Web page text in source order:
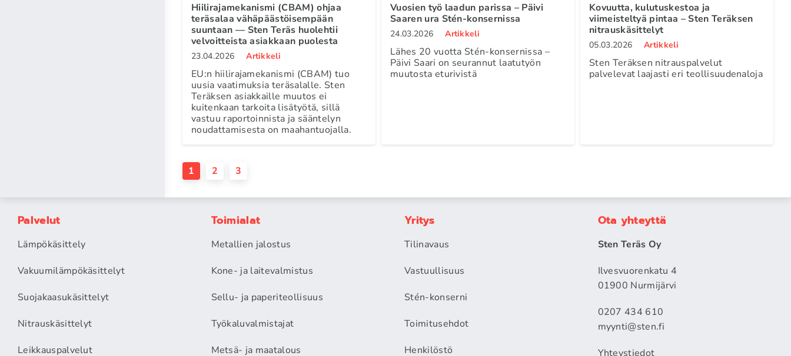
Hiilirajamekanismi (CBAM) ohjaa
teräsalaa vähäpäästöisempään
suuntaan — Sten Teräs huolehtii
velvoitteista asiakkaan puolesta
23.04.2026 Artikkeli
EU:n hiilirajamekanismi (CBAM) tuo
uusia vaatimuksia teräsalalle. Sten
Teräksen asiakkaille muutos ei
kuitenkaan tarkoita lisätyötä, sillä
vastuu raportoinnista ja sääntelyn
noudattamisesta on maahantuojalla.
Vuosien työ laadun parissa – Päivi
Saaren ura Stén-konsernissa
24.03.2026 Artikkeli
Lähes 20 vuotta Stén-konsernissa –
Päivi Saari on seurannut laatutyön
muutosta eturivistä
Kovuutta, kulutuskestoa ja
viimeisteltyä pintaa – Sten Teräksen
nitrauskäsittelyt
05.03.2026 Artikkeli
Sten Teräksen nitrauspalvelut
palvelevat laajasti eri teollisuudenaloja
1 2 3
Palvelut
Lämpökäsittely
Vakuumilämpökäsittelyt
Suojakaasukäsittelyt
Nitrauskäsittelyt
Leikkauspalvelut
Toimialat
Metallien jalostus
Kone- ja laitevalmistus
Sellu- ja paperiteollisuus
Työkaluvalmistajat
Metsä- ja maatalous
Yritys
Tilinavaus
Vastuullisuus
Stén-konserni
Toimitusehdot
Henkilöstö
Ota yhteyttä
Sten Teräs Oy
Ilvesvuorenkatu 4
01900 Nurmijärvi
0207 434 610
myynti@sten.fi
Yhteystiedot